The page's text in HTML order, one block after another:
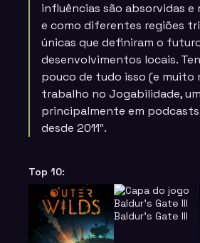
influências são absorvidas
e como diferentes regiões
únicas que definiram o
desenvolvimentos locais.
pouco de tudo isso (e muito
trabalho no Jogabilidade,
principalmente em
desde 2011″.
Top 10:
Baldur's Gate III